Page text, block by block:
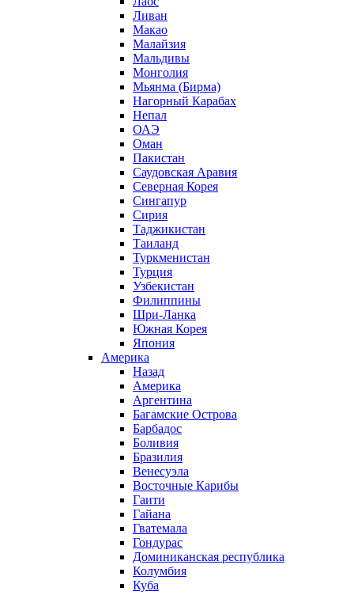
Ливан
Макао
Малайзия
Мальдивы
Монголия
Мьянма (Бирма)
Нагорный Карабах
Непал
ОАЭ
Оман
Пакистан
Саудовская Аравия
Северная Корея
Сингапур
Сирия
Таджикистан
Таиланд
Туркменистан
Турция
Узбекистан
Филиппины
Шри-Ланка
Южная Корея
Япония
Америка
Назад
Америка
Аргентина
Багамские Острова
Барбадос
Боливия
Бразилия
Венесуэла
Восточные Карибы
Гаити
Гайана
Гватемала
Гондурас
Доминиканская республика
Колумбия
Куба